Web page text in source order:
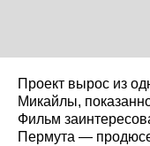
Проект вырос из
Микайлы,
Фильм
Пермута —